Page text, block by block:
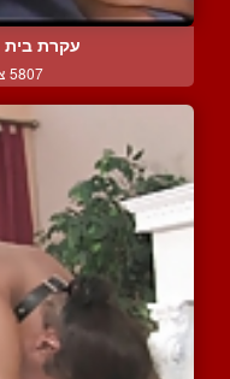
עקרת
5807 צפיות